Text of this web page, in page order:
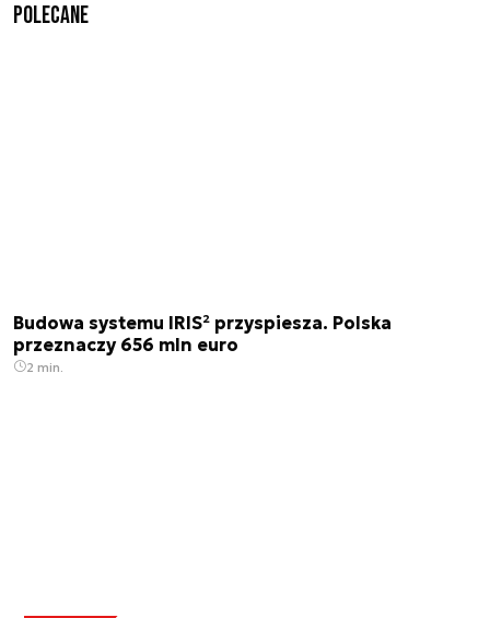
Polecane
Budowa systemu IRIS² przyspiesza. Polska
przeznaczy 656 mln euro
2 min.